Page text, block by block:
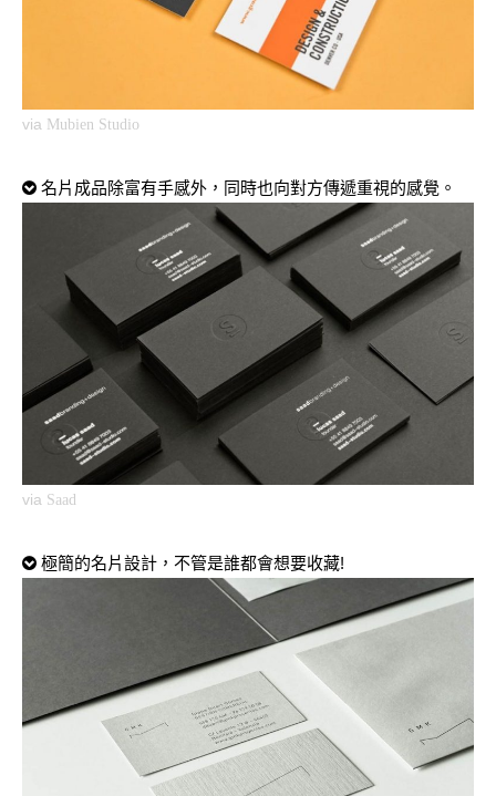
via Mubien Studio
名片成品除富有手感外，同時也向對方傳遞重視的感覺。
via Saad
極簡的名片設計，不管是誰都會想要收藏!